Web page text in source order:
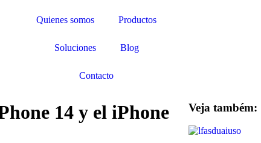
Quienes somos Productos
Soluciones Blog
Contacto
14 y el iPhone
Veja também: